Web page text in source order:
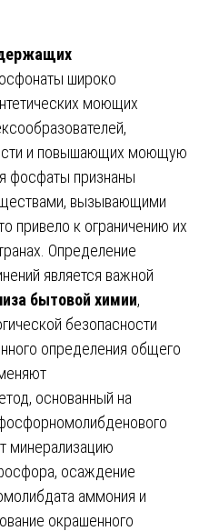
широко
моющих
и повышающих моющую
фосфаты признаны
вызывающими
привело к ограничению их
Определение
является важной
бытовой химии,
безопасности
определения общего
основанный на
минерализацию
осаждение
аммония и
окрашенного